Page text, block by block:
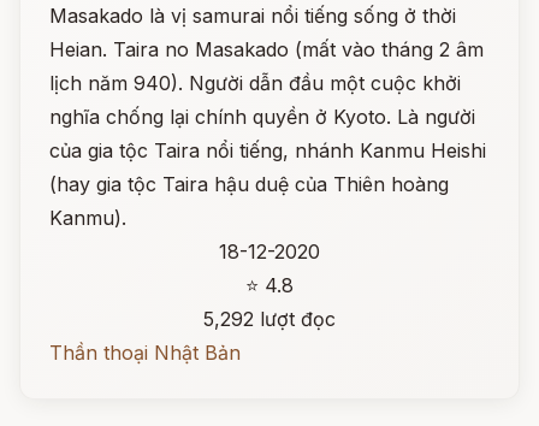
Masakado là vị samurai nổi tiếng sống ở thời
Heian. Taira no Masakado (mất vào tháng 2 âm
lịch năm 940). Người dẫn đầu một cuộc khởi
nghĩa chống lại chính quyền ở Kyoto. Là người
của gia tộc Taira nổi tiếng, nhánh Kanmu Heishi
(hay gia tộc Taira hậu duệ của Thiên hoàng
Kanmu).
18-12-2020
⭐ 4.8
5,292 lượt đọc
Thần thoại Nhật Bản